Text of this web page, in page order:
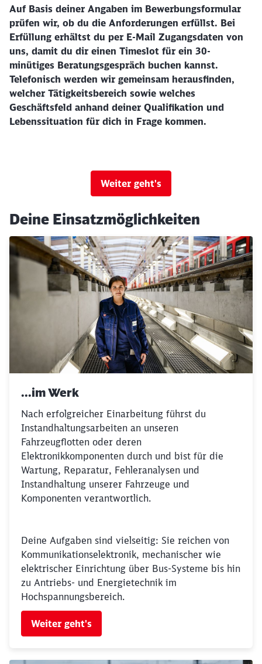
Auf Basis deiner Angaben im Bewerbungsformular
prüfen wir, ob du die Anforderungen erfüllst. Bei
Erfüllung erhältst du per E-Mail Zugangsdaten von
uns, damit du dir einen Timeslot für ein 30-
minütiges Beratungsgespräch buchen kannst.
Telefonisch werden wir gemeinsam herausfinden,
welcher Tätigkeitsbereich sowie welches
Geschäftsfeld anhand deiner Qualifikation und
Lebenssituation für dich in Frage kommen.
Weiter geht's
Deine Einsatzmöglichkeiten
...im Werk
Nach erfolgreicher Einarbeitung führst du
Instandhaltungsarbeiten an unseren
Fahrzeugflotten oder deren
Elektronikkomponenten durch und bist für die
Wartung, Reparatur, Fehleranalysen und
Instandhaltung unserer Fahrzeuge und
Komponenten verantwortlich.
Deine Aufgaben sind vielseitig: Sie reichen von
Kommunikationselektronik, mechanischer wie
elektrischer Einrichtung über Bus-Systeme bis hin
zu Antriebs- und Energietechnik im
Hochspannungsbereich.
Weiter geht's